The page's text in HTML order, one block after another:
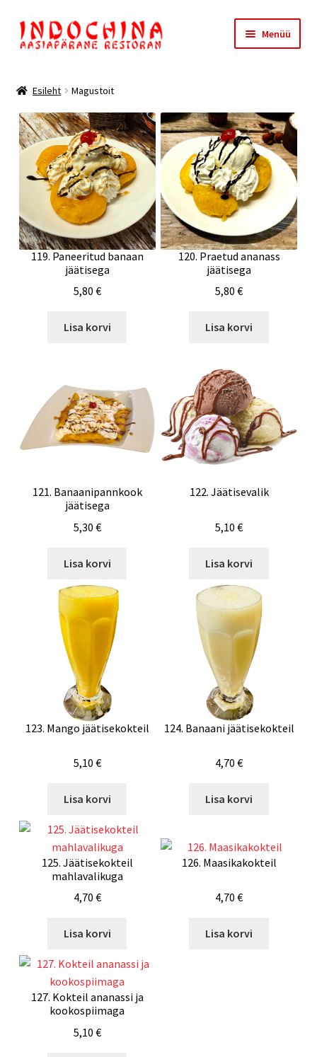
Liigu
navigeerimisele
Liigu
sisu
Menüü
Meist
Ostukorv
Kassa
Esileht Magustoit
119. Paneeritud banaan
jäätisega
5,80 €
Lisa korvi
120. Praetud ananass
jäätisega
5,80€
Lisa korvi
121. Banaanipannkook
jäätisega
5,30 €
Lisa korvi
122. Jäätisevalik
5,10€
Lisa korvi
123. Mango jäätisekokteil
5,10 €
Lisa korvi
124. Banaani jäätisekokteil
4,70€
Lisa korvi
125. Jäätisekokteil
mahlavalikuga
4,70 €
Lisa korvi
126. Maasikakokteil
4,70€
Lisa korvi
127. Kokteil ananassi ja
kookospiimaga
5,10 €